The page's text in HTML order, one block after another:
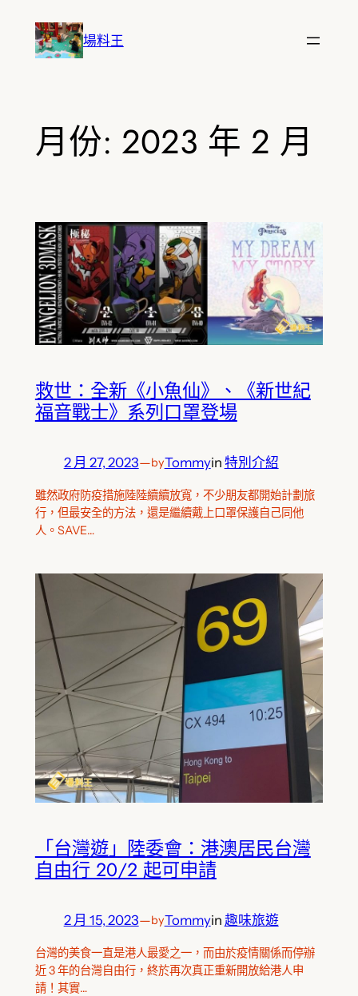
場料王
月份: 2023 年 2 月
救世：全新《小魚仙》、《新世紀
福音戰士》系列口罩登場
2 月 27, 2023—byTommyin 特別介紹
雖然政府防疫措施陸陸續續放寬，不少朋友都開始計劃旅
行，但最安全的方法，還是繼續戴上口罩保護自己同他
人。SAVE…
「台灣遊」陸委會：港澳居民台灣
自由行 20/2 起可申請
2 月 15, 2023—byTommyin 趣味旅遊
台灣的美食一直是港人最愛之一，而由於疫情關係而停辦
近 3 年的台灣自由行，終於再次真正重新開放給港人申
請！其實…